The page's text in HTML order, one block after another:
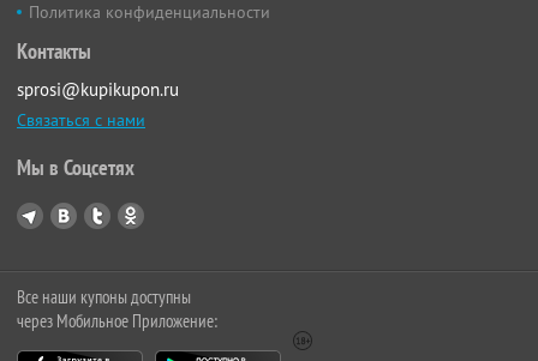
Политика конфиденциальности
Контакты
sprosi@kupikupon.ru
Связаться с нами
Мы в Соцсетях
Все наши купоны доступны
через Мобильное Приложение: